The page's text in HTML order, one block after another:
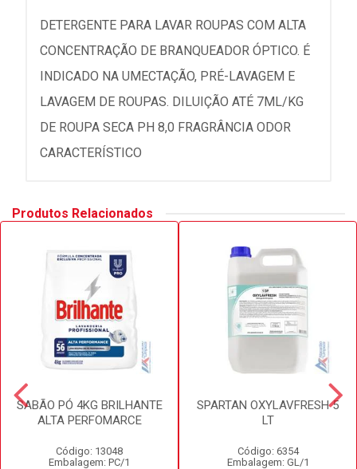
DETERGENTE PARA LAVAR ROUPAS COM ALTA
CONCENTRAÇÃO DE BRANQUEADOR ÓPTICO. É
INDICADO NA UMECTAÇÃO, PRÉ-LAVAGEM E
LAVAGEM DE ROUPAS. DILUIÇÃO ATÉ 7ML/KG
DE ROUPA SECA PH 8,0 FRAGRÂNCIA ODOR
CARACTERÍSTICO
Produtos Relacionados
SABÃO PÓ 4KG BRILHANTE
ALTA PERFOMARCE
Código: 13048
Embalagem: PC/1
SPARTAN OXYLAVFRESH 5
LT
Código: 6354
Embalagem: GL/1